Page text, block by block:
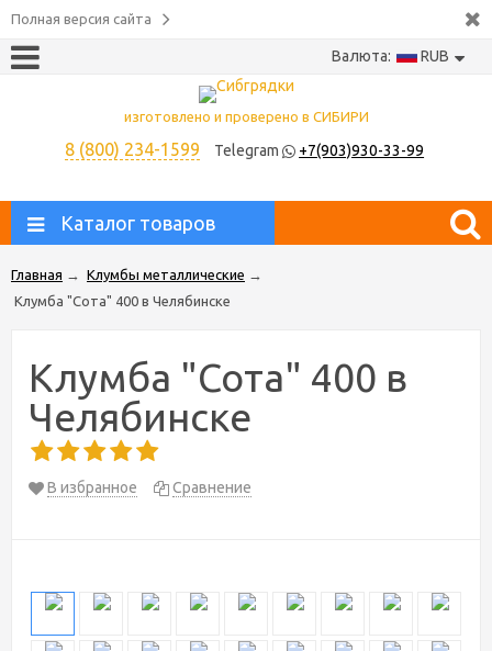
Полная версия сайта
Валюта: RUB
изготовлено и проверено в СИБИРИ
8 (800) 234-1599 Telegram +7(903)930-33-99
Каталог товаров
Главная → Клумбы металлические →
Клумба "Сота" 400 в Челябинске
Клумба "Сота" 400 в
Челябинске
В избранное Сравнение